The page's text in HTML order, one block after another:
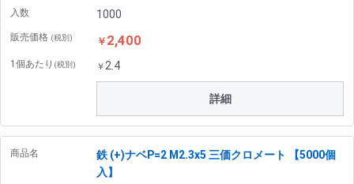
入数 1000
販売価格 (税別) ￥ 2,400
1個あたり (税別) ￥2.4
詳細
商品名
鉄 (+)ナベP=2 M2.3x5 三価クロメート 【5000個
入】